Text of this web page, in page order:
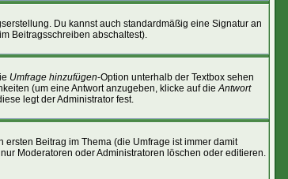
Du kannst auch standardmäßig eine Signatur an
Beitragsschreiben abschaltest).
Umfrage hinzufügen-Option unterhalb der Textbox sehen
(um eine Antwort anzugeben, klicke auf dieAntwort
legt der Administrator fest.
Beitrag im Thema (die Umfrage ist immer damit
Moderatoren oder Administratoren löschen oder editieren.